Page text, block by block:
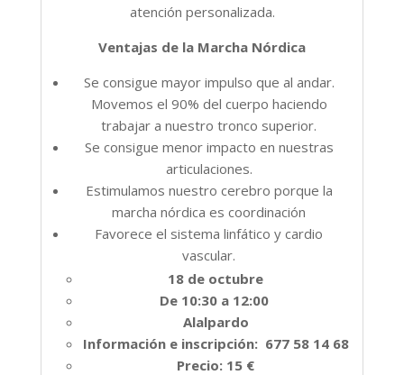
atención personalizada.
Ventajas de la Marcha Nórdica
Se consigue mayor impulso que al andar.
Movemos el 90% del cuerpo haciendo
trabajar a nuestro tronco superior.
Se consigue menor impacto en nuestras
articulaciones.
Estimulamos nuestro cerebro porque la
marcha nórdica es coordinación
Favorece el sistema linfático y cardio
vascular.
18 de octubre
De 10:30 a 12:00
Alalpardo
Información e inscripción: 677 58 14 68
Precio: 15 €